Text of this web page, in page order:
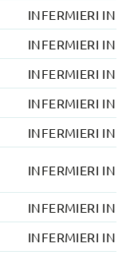
INFERMIERI IN
INFERMIERI IN
INFERMIERI IN
INFERMIERI IN
INFERMIERI IN
INFERMIERI IN
INFERMIERI IN
INFERMIERI IN